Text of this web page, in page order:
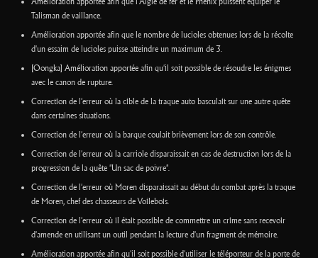
Talisman de vaillance.
Amélioration apportée afin que le nombre de lucioles obtenues lors de la récolte
d'un essaim de lucioles puisse atteindre un maximum de 3.
[Oongka] Amélioration apportée afin qu'il soit possible de résoudre les énigmes
avec le canon de rupture.
Correction de l'erreur où la cible de la traque auto basculait sur une autre quête
dans certaines situations.
Correction de l'erreur où la barque coulait brièvement lors de son contrôle.
Correction de l'erreur où la carriole disparaissait en cas de destruction lors de la
progression de la quête "Un sac de poivre".
Correction de l'erreur où Moren disparaissait au début du combat après la traque
de Moren, chef des chasseurs de Voilebois.
Correction de l'erreur où il était possible de commettre un crime sans recevoir
d'amende en utilisant un outil pendant la lecture d'un fragment de mémoire.
Amélioration apportée afin qu'il soit possible d'utiliser le téléporteur de la porte de